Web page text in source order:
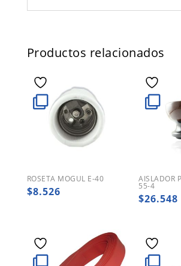
Productos relacionados
ROSETA MOGUL E-40
$8.526
AISLADOR
55-4
$26.548